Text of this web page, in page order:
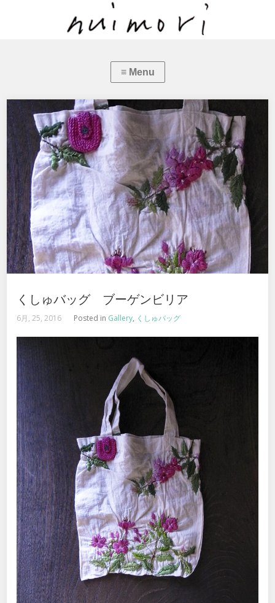
くしゅバッグ ブーゲンビリア
6月, 25, 2016 Posted in Gallery, くしゅバッグ